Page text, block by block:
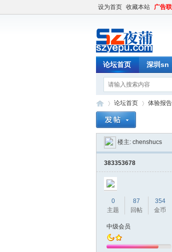
设为首页 收藏本站 广告
论坛首页 深圳sn
»
论坛首页
›
体验报告
楼主: chenshucs
383353678
0
主题
87
回帖
354
金币
中级会员